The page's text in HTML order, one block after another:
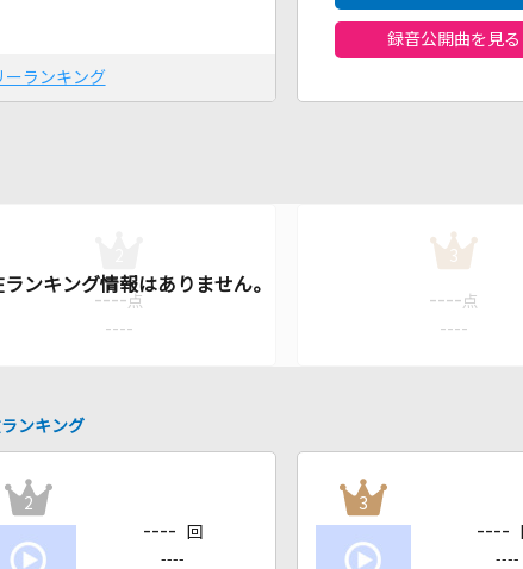
ランキング
録音公開曲を見る
---- 点
----
3
---- 点
----
ンキング
2
---- 回
----
3
----
----